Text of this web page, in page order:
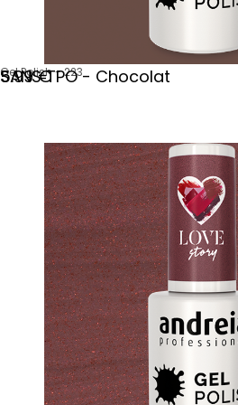
Gel Polish - 223
SANS TPO - Chocolat
5.99 €